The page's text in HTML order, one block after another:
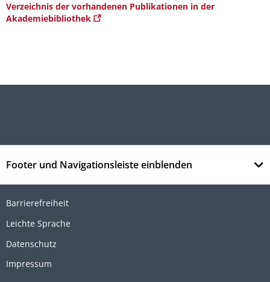
Verzeichnis der vorhandenen Publikationen in der
Akademiebibliothek
Footer und Navigationsleiste einblenden
Barrierefreiheit
Leichte Sprache
Datenschutz
Impressum